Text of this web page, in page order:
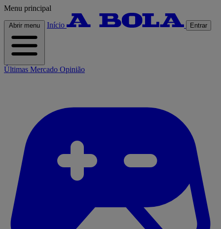
Menu principal
Abrir menu Início Entrar
Últimas Mercado Opinião